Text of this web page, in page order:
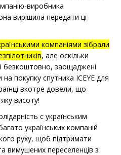
виробника
вирішила передати ці
компаніями зібрали
, але оскільки
безкоштовно, заощаджені
покупку спутника ICEYE для
вкотре довели, що
висоту!
с українським
українських компаній
руху, щоб підтримати
вимушених переселенців з